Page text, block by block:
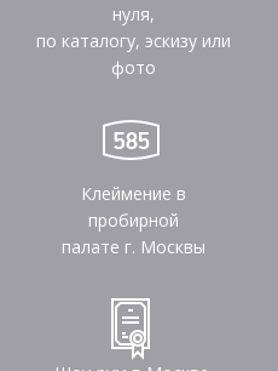
нуля,
по каталогу, эскизу или
фото
Клеймение в
пробирной
палате г. Москвы